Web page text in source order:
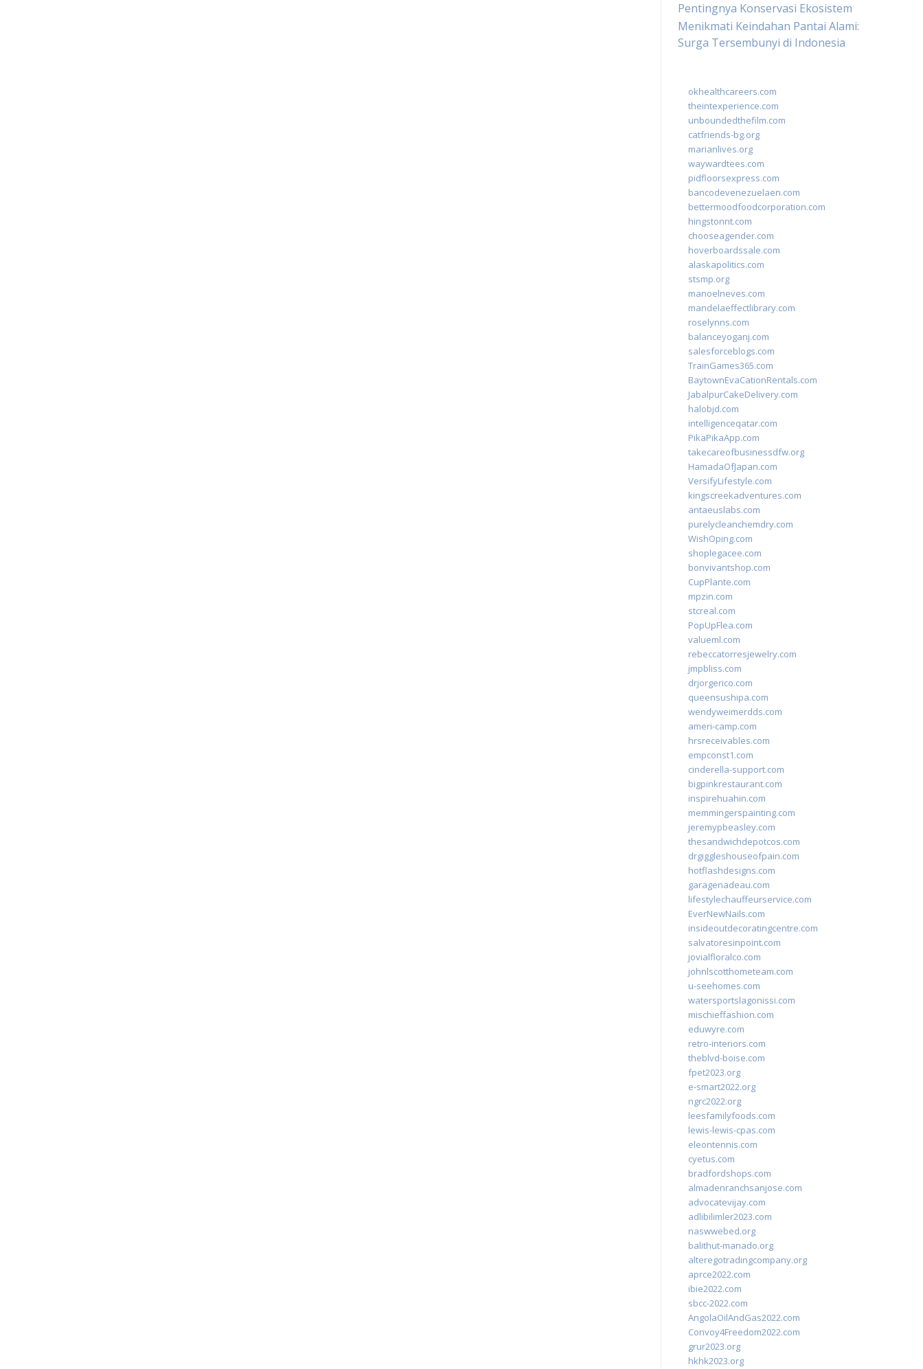
Pentingnya Konservasi Ekosistem
Menikmati Keindahan Pantai Alami:
Surga Tersembunyi di Indonesia
okhealthcareers.com
theintexperience.com
unboundedthefilm.com
catfriends-bg.org
marianlives.org
waywardtees.com
pidfloorsexpress.com
bancodevenezuelaen.com
bettermoodfoodcorporation.com
hingstonnt.com
chooseagender.com
hoverboardssale.com
alaskapolitics.com
stsmp.org
manoelneves.com
mandelaeffectlibrary.com
roselynns.com
balanceyoganj.com
salesforceblogs.com
TrainGames365.com
BaytownEvaCationRentals.com
JabalpurCakeDelivery.com
halobjd.com
intelligenceqatar.com
PikaPikaApp.com
takecareofbusinessdfw.org
HamadaOfJapan.com
VersifyLifestyle.com
kingscreekadventures.com
antaeuslabs.com
purelycleanchemdry.com
WishOping.com
shoplegacee.com
bonvivantshop.com
CupPlante.com
mpzin.com
stcreal.com
PopUpFlea.com
valueml.com
rebeccatorresjewelry.com
jmpbliss.com
drjorgerico.com
queensushipa.com
wendyweimerdds.com
ameri-camp.com
hrsreceivables.com
empconst1.com
cinderella-support.com
bigpinkrestaurant.com
inspirehuahin.com
memmingerspainting.com
jeremypbeasley.com
thesandwichdepotcos.com
drgiggleshouseofpain.com
hotflashdesigns.com
garagenadeau.com
lifestylechauffeurservice.com
EverNewNails.com
insideoutdecoratingcentre.com
salvatoresinpoint.com
jovialfloralco.com
johnlscotthometeam.com
u-seehomes.com
watersportslagonissi.com
mischieffashion.com
eduwyre.com
retro-interiors.com
theblvd-boise.com
fpet2023.org
e-smart2022.org
ngrc2022.org
leesfamilyfoods.com
lewis-lewis-cpas.com
eleontennis.com
cyetus.com
bradfordshops.com
almadenranchsanjose.com
advocatevijay.com
adlibilimler2023.com
naswwebed.org
balithut-manado.org
alteregotradingcompany.org
aprce2022.com
ibie2022.com
sbcc-2022.com
AngolaOilAndGas2022.com
Convoy4Freedom2022.com
grur2023.org
hkhk2023.org